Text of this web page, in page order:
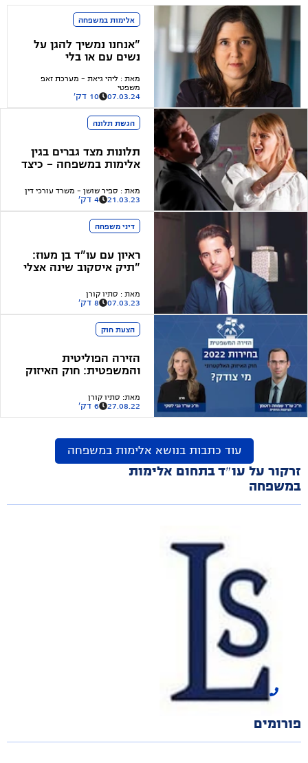
אלימות במשפחה
"אנחנו נמשיך להגן על
נשים עם או בלי
מאת : ליהי גיאת - מערכת זאפ
משפטי
07.03.24 10 דק'
הגשת תלונה
תלונות מצד גברים בגין
אלימות במשפחה - כיצד
מאת : ספיר שושן - משרד עורכי דין
21.03.23 4 דק'
דיני משפחה
ראיון עם עו"ד בן מעוז:
"תיק איסקוב שינה אצלי
מאת : סתיו קורן
07.03.23 8 דק'
הצעת חוק
הזירה הפוליטית
והמשפטית: חוק האיזוק
מאת: סתיו קורן
27.08.22 6 דק'
עוד כתבות בנושא אלימות במשפחה
זרקור על עו״ד בתחום אלימות
במשפחה
לוי שלמה משרד עורכי
הצג מספר טלפון
פורומים